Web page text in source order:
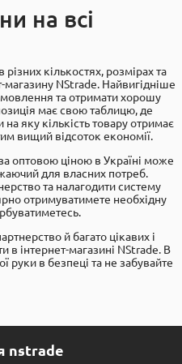
на всі
кількостях, розмірах та
магазину NStrade. Найвигідніше
та отримати хорошу
має свою таблицю, де
яку кількість товару отримає
вищий відсоток економії.
оптовою ціною в Україні може
для власних потреб.
та налагодити систему
отримуватимете необхідну
й багато цікавих і
в інтернет-магазині NStrade. В
руки в безпеці та не забувайте
nstrade